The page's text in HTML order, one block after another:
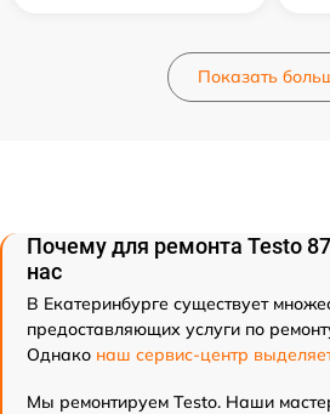
Показать
Почему для ремонта Testo
нас
В Екатеринбурге существует
предоставляющих услуги по
Однако наш сервис-центр
Мы ремонтируем Testo. Наши